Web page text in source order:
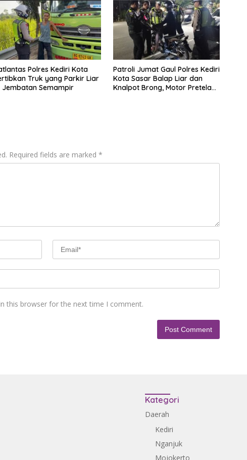
Polres Kediri Kota
Truk yang Parkir Liar
Jembatan Semampir
Patroli Jumat Gaul Polres Kediri
Kota Sasar Balap Liar dan
Knalpot Brong, Motor Pretelan
Required fields are marked *
this browser for the next time I comment.
Kategori
Daerah
Kediri
Nganjuk
Mojokerto